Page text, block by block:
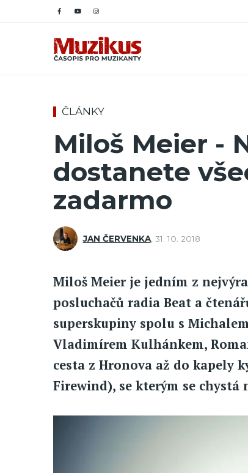
ČLÁNKY
Miloš Meier -
dostanete
zadarmo
JAN ČERVENKA, 31. 10. 2018
Miloš Meier je jedním z
posluchačů radia Beat a
superskupiny spolu s
Vladimírem Kulhánkem,
cesta z Hronova až do kapely
Firewind), se kterým se chystá